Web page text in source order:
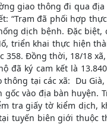
giao thông đi qua
“Trạm đã phối hợp
dịch bệnh. Đặc
triển khai thực hiện
Đồng thời, 18/18
đã ký cam kết là
tại các xã: Du
vào địa bàn huyện.
tra giấy tờ kiểm dịch,
tuyến biên giới thuộc